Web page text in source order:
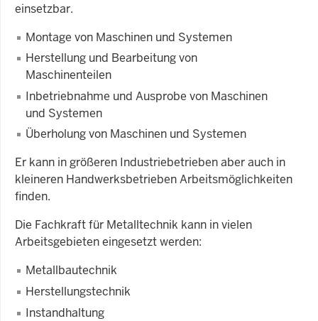
einsetzbar.
Montage von Maschinen und Systemen
Herstellung und Bearbeitung von
Maschinenteilen
Inbetriebnahme und Ausprobe von Maschinen
und Systemen
Überholung von Maschinen und Systemen
Er kann in größeren Industriebetrieben aber auch in
kleineren Handwerksbetrieben Arbeitsmöglichkeiten
finden.
Die Fachkraft für Metalltechnik kann in vielen
Arbeitsgebieten eingesetzt werden:
Metallbautechnik
Herstellungstechnik
Instandhaltung